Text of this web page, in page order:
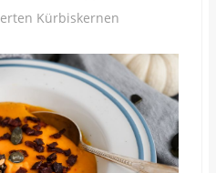
Kürbiskernen